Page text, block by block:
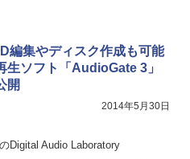
編集やディスク作成も可能
生ソフト「AudioGate 3」
開
2014年5月30日
Digital Audio Laboratory